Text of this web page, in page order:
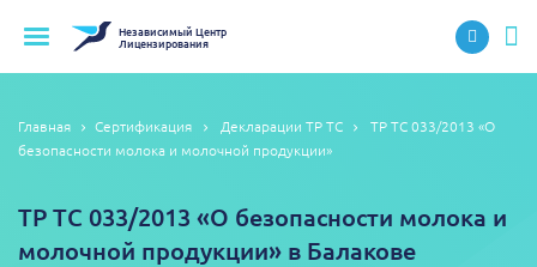
НезависимыйЦентр
Лицензирования
Главная Сертификация Декларации ТР ТС
ТР ТС 033/2013 «О
безопасности молока и молочной продукции»
ТР ТС 033/2013 «О безопасности молока и
молочной продукции» в Балакове